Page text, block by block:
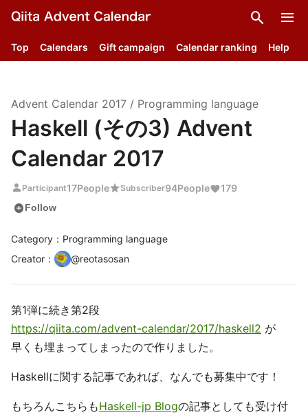
search menu
Top Calendars Gift campaign Calendar ranking Help
Advent Calendar 2017 / Programming language
Haskell (その3) Advent
Calendar 2017
person Participant17PeoplestarSubscriber94People 179
add_circleFollow
Category：Programming language
Creator ： @reotasosan
第1弾に続き第2段
https://qiita.com/advent-calendar/2017/haskell2 が
早くも埋まってしまったので作りました。
Haskellに関する記事であれば、なんでも募集中です！
もちろんこちらもHaskell-jp Blogの記事としても受け付